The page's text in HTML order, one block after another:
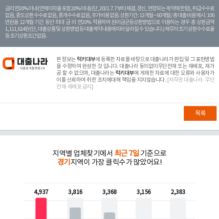
금리 연20% 이내 (연체이자율 포함 20% 이내) (단, 2021. 7. 7부터 체결, 갱신, 연장되는 계 약에 한함), 취급수수료
없음, 중도상환 수수료 없음, 중개수수료 없음, 추가비용 없음. 상환기간 : 12개월 ~ 60개월 / 총 대출 비용 예시 : 100
만원을 12개월 기간 동안 최대 금 리 연20% 적용하여 원리금균등상환방법으로 이용하는 경우 총 상환금액
1,111,614원 (단, 대출상품 및 상환방법 등 대출계약 내용에 따라 달라질 수 있습니다.) 채무의 조기 상환수수료율
등 조기상환조건 없음.
본 정보는 럭키대부에 등록한 자료를 바탕으로 대출나라가 편집 및 그 표현방법
을 수정하여 완성한 것 입니다. 대출나라 동의없이무단전재 또는 재배포, 재가
공 할 수 없으며, 대출나라는 럭키대부에 게재한 자료에 대한 오류와 사용자가
이를 신뢰하여 취한 조치에대해 책임을 지지않습니다. [저작권 대출나라. 무단
전재-재배포 금지]
목록
지역별 업체찾기에서 최근 7일 기준으로
경기 지역이 가장 클릭수가 많았어요!
4,937 3,816 3,368 3,156 2,383